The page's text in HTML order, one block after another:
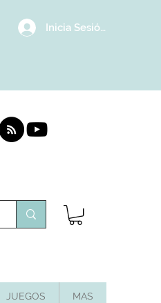
Inicia Sesión/
JUEGOS MAS